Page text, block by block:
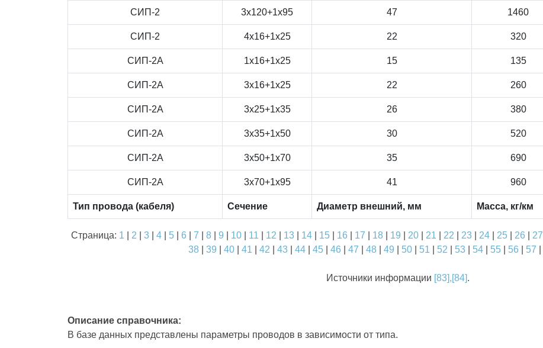
СИП-2 3x120+1x95 47 1460
СИП-2 4x16+1x25 22 320
СИП-2А 1x16+1x25 15 135
СИП-2А 3x16+1x25 22 260
СИП-2А 3x25+1x35 26 380
СИП-2А 3x35+1x50 30 520
СИП-2А 3x50+1x70 35 690
СИП-2А 3x70+1x95 41 960
Тип провода (кабеля) Сечение Диаметр внешний, мм Масса, кг/км
Страница: 1 2 3| 4| 5| 6 7 8| 9 10| 11 12 13| 14| 15| 16 17 18| 19 20| 21 22 23| 24| 25| 26 27
38
39 40 41 42 43 44 45 46 47 48 49 50 51 52 53 54 55 56 57
Источники информации [83],[84].
Описание справочника:
В базе данных представлены параметры проводов в зависимости от типа.